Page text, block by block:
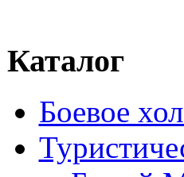
Каталог
Боевое